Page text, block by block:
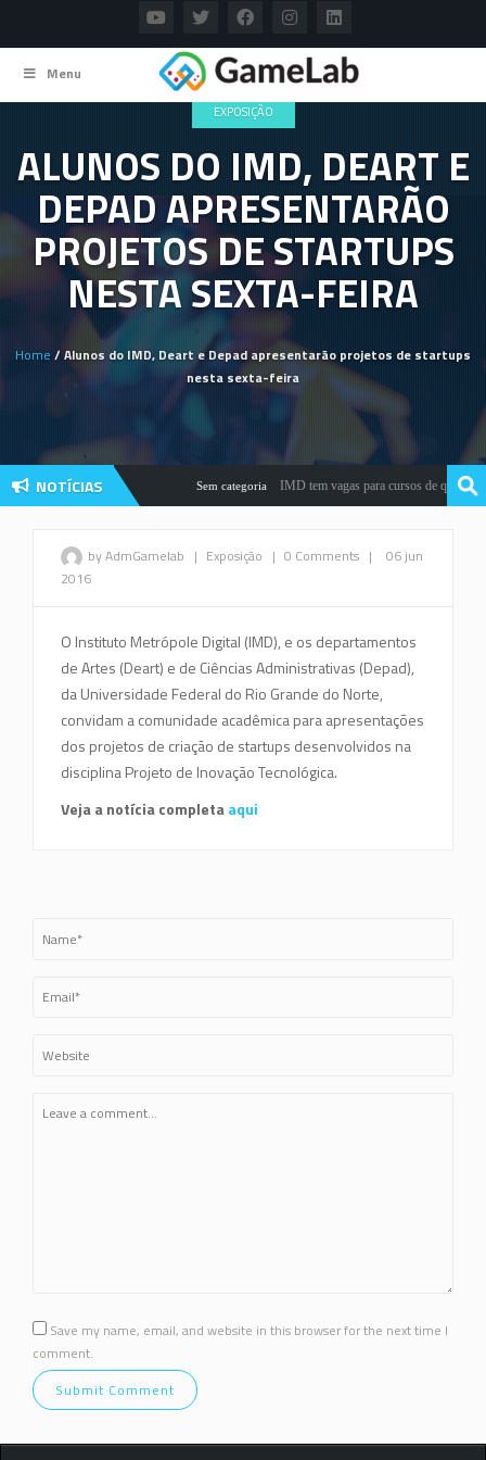
Menu
EXPOSIÇÃO
ALUNOS DO IMD, DEART E
DEPAD APRESENTARÃO
PROJETOS DE STARTUPS
NESTA SEXTA-FEIRA
Home / Alunos do IMD, Deart e Depad apresentarão projetos de startups
nesta sexta-feira
NOTÍCIAS Sem categoria IMD tem vagas para cursos de
by AdmGamelab | Exposição | 0 Comments |
06 jun
2016
O Instituto Metrópole Digital (IMD), e os departamentos
de Artes (Deart) e de Ciências Administrativas (Depad),
da Universidade Federal do Rio Grande do Norte,
convidam a comunidade acadêmica para apresentações
dos projetos de criação de startups desenvolvidos na
disciplina Projeto de Inovação Tecnológica.
Veja a notícia completaaqui
Save my name, email, and website in this browser for the next time I
comment.